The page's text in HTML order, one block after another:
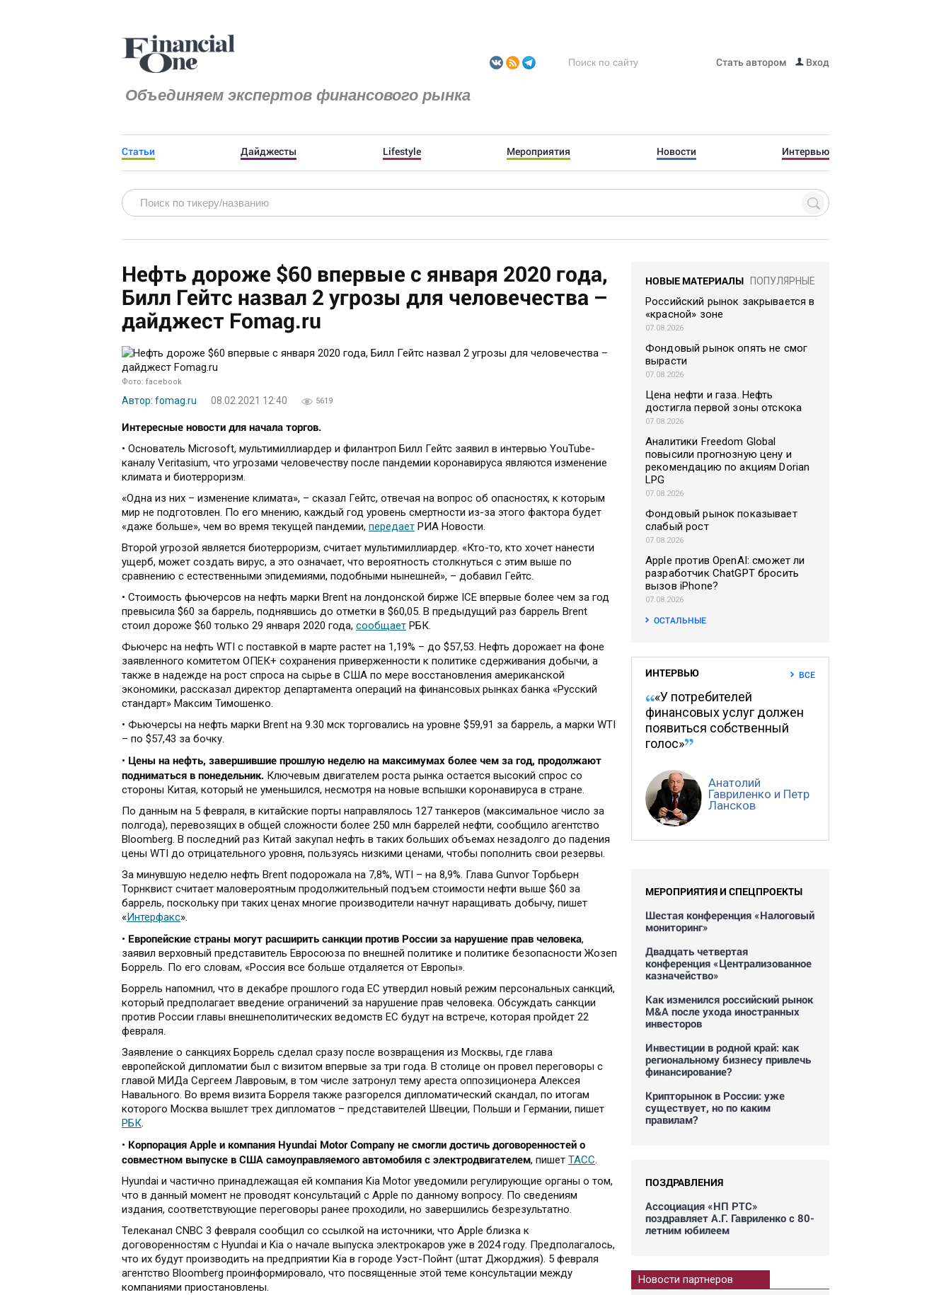
Объединяем экспертов финансового рынка
Стать автором Вход
Статьи Дайджесты Lifestyle Мероприятия Новости Интервью
Нефть дороже $60 впервые с января 2020 года,
Билл Гейтс назвал 2 угрозы для человечества –
дайджест Fomag.ru
Фото: facebook
Автор: fomag.ru 08.02.2021 12:40 5619
Интересные новости для начала торгов.
• Основатель Microsoft, мультимиллиардер и филантроп Билл Гейтс заявил в интервью YouTube-
каналу Veritasium, что угрозами человечеству после пандемии коронавируса являются изменение
климата и биотерроризм.
«Одна из них – изменение климата», – сказал Гейтс, отвечая на вопрос об опасностях, к которым
мир не подготовлен. По его мнению, каждый год уровень смертности из-за этого фактора будет
«даже больше», чем во время текущей пандемии, передает РИА Новости.
Второй угрозой является биотерроризм, считает мультимиллиардер. «Кто-то, кто хочет нанести
ущерб, может создать вирус, а это означает, что вероятность столкнуться с этим выше по
сравнению с естественными эпидемиями, подобными нынешней», – добавил Гейтс.
• Стоимость фьючерсов на нефть марки Brent на лондонской бирже ICE впервые более чем за год
превысила $60 за баррель, поднявшись до отметки в $60,05. В предыдущий раз баррель Brent
стоил дороже $60 только 29 января 2020 года, сообщает РБК.
Фьючерс на нефть WTI с поставкой в марте растет на 1,19% – до $57,53. Нефть дорожает на фоне
заявленного комитетом ОПЕК+ сохранения приверженности к политике сдерживания добычи, а
также в надежде на рост спроса на сырье в США по мере восстановления американской
экономики, рассказал директор департамента операций на финансовых рынках банка «Русский
cтандарт» Максим Тимошенко.
• Фьючерсы на нефть марки Brent на 9.30 мск торговались на уровне $59,91 за баррель, а марки WTI
– по $57,43 за бочку.
• Цены на нефть, завершившие прошлую неделю на максимумах более чем за год, продолжают
подниматься в понедельник. Ключевым двигателем роста рынка остается высокий спрос со
стороны Китая, который не уменьшился, несмотря на новые вспышки коронавируса в стране.
По данным на 5 февраля, в китайские порты направлялось 127 танкеров (максимальное число за
полгода), перевозящих в общей сложности более 250 млн баррелей нефти, сообщило агентство
Bloomberg. В последний раз Китай закупал нефть в таких больших объемах незадолго до падения
цены WTI до отрицательного уровня, пользуясь низкими ценами, чтобы пополнить свои резервы.
За минувшую неделю нефть Brent подорожала на 7,8%, WTI – на 8,9%. Глава Gunvor Торбьерн
Торнквист считает маловероятным продолжительный подъем стоимости нефти выше $60 за
баррель, поскольку при таких ценах многие производители начнут наращивать добычу, пишет
«Интерфакс».
• Европейские страны могут расширить санкции против России за нарушение прав человека,
заявил верховный представитель Евросоюза по внешней политике и политике безопасности Жозеп
Боррель. По его словам, «Россия все больше отдаляется от Европы».
Боррель напомнил, что в декабре прошлого года ЕС утвердил новый режим персональных санкций,
который предполагает введение ограничений за нарушение прав человека. Обсуждать санкции
против России главы внешнеполитических ведомств ЕС будут на встрече, которая пройдет 22
февраля.
Заявление о санкциях Боррель сделал сразу после возвращения из Москвы, где глава
европейской дипломатии был с визитом впервые за три года. В столице он провел переговоры с
главой МИДа Сергеем Лавровым, в том числе затронул тему ареста оппозиционера Алексея
Навального. Во время визита Борреля также разгорелся дипломатический скандал, по итогам
которого Москва вышлет трех дипломатов – представителей Швеции, Польши и Германии, пишет
РБК.
• Корпорация Apple и компания Hyundai Motor Company не смогли достичь договоренностей о
совместном выпуске в США самоуправляемого автомобиля с электродвигателем, пишет ТАСС.
Hyundai и частично принадлежащая ей компания Kia Motor уведомили регулирующие органы о том,
что в данный момент не проводят консультаций с Apple по данному вопросу. По сведениям
издания, соответствующие переговоры ранее проходили, но завершились безрезультатно.
Телеканал CNBC 3 февраля сообщил со ссылкой на источники, что Apple близка к
договоренностям с Hyundai и Kia о начале выпуска электрокаров уже в 2024 году. Предполагалось,
что их будут производить на предприятии Kia в городе Уэст-Пойнт (штат Джорджия). 5 февраля
агентство Bloomberg проинформировало, что посвященные этой теме консультации между
компаниями приостановлены.
НОВЫЕ МАТЕРИАЛЫ ПОПУЛЯРНЫЕ
Российский рынок закрывается в
«красной» зоне
07.08.2026
Фондовый рынок опять не смог
вырасти
07.08.2026
Цена нефти и газа. Нефть
достигла первой зоны отскока
07.08.2026
Аналитики Freedom Global
повысили прогнозную цену и
рекомендацию по акциям Dorian
LPG
07.08.2026
Фондовый рынок показывает
слабый рост
07.08.2026
Apple против OpenAI: сможет ли
разработчик ChatGPT бросить
вызов iPhone?
07.08.2026
ОСТАЛЬНЫЕ
ИНТЕРВЬЮ ВСЕ
«У потребителей
финансовых услуг должен
появиться собственный
голос»
Анатолий
Гавриленко и Петр
Лансков
МЕРОПРИЯТИЯ И СПЕЦПРОЕКТЫ
Шестая конференция «Налоговый
мониторинг»
Двадцать четвертая
конференция «Централизованное
казначейство»
Как изменился российский рынок
M&A после ухода иностранных
инвесторов
Инвестиции в родной край: как
региональному бизнесу привлечь
финансирование?
Крипторынок в России: уже
существует, но по каким
правилам?
ПОЗДРАВЛЕНИЯ
Ассоциация «НП РТС»
поздравляет А.Г. Гавриленко с 80-
летним юбилеем
Новости партнеров